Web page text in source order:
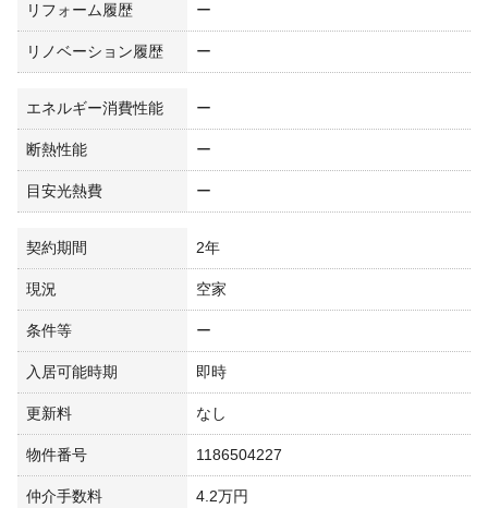
リフォーム履歴 ー
リノベーション履歴 ー
エネルギー消費性能 ー
断熱性能 ー
目安光熱費 ー
契約期間 2年
現況 空家
条件等 ー
入居可能時期 即時
更新料 なし
物件番号 1186504227
仲介手数料 4.2万円